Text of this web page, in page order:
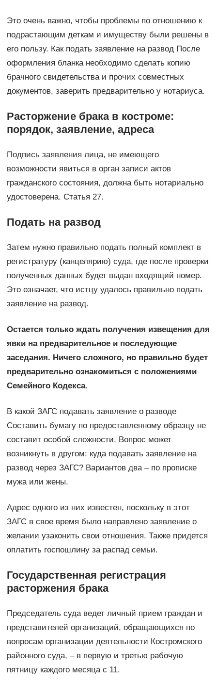
Это очень важно, чтобы проблемы по отношению к
подрастающим деткам и имуществу были решены в
его пользу. Как подать заявление на развод После
оформления бланка необходимо сделать копию
брачного свидетельства и прочих совместных
документов, заверить предварительно у нотариуса.
Расторжение брака в костроме:
порядок, заявление, адреса
Подпись заявления лица, не имеющего
возможности явиться в орган записи актов
гражданского состояния, должна быть нотариально
удостоверена. Статья 27.
Подать на развод
Затем нужно правильно подать полный комплект в
регистратуру (канцелярию) суда, где после проверки
полученных данных будет выдан входящий номер.
Это означает, что истцу удалось правильно подать
заявление на развод.
Остается только ждать получения извещения для
явки на предварительное и последующие
заседания. Ничего сложного, но правильно будет
предварительно ознакомиться с положениями
Семейного Кодекса.
В какой ЗАГС подавать заявление о разводе
Составить бумагу по предоставленному образцу не
составит особой сложности. Вопрос может
возникнуть в другом: куда подавать заявление на
развод через ЗАГС? Вариантов два – по прописке
мужа или жены.
Адрес одного из них известен, поскольку в этот
ЗАГС в свое время было направлено заявление о
желании узаконить свои отношения. Также придется
оплатить госпошлину за распад семьи.
Государственная регистрация
расторжения брака
Председатель суда ведет личный прием граждан и
представителей организаций, обращающихся по
вопросам организации деятельности Костромского
районного суда, – в первую и третью рабочую
пятницу каждого месяца с 11.